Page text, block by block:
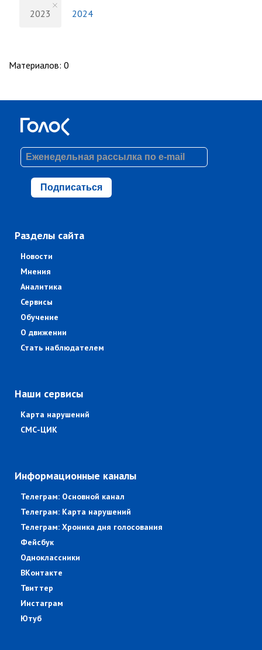
2023 2024
Материалов: 0
Подписаться
Разделы сайта
Новости
Мнения
Аналитика
Сервисы
Обучение
О движении
Стать наблюдателем
Наши сервисы
Карта нарушений
СМС-ЦИК
Информационные каналы
Телеграм: Основной канал
Телеграм: Карта нарушений
Телеграм: Хроника дня голосования
Фейсбук
Одноклассники
ВКонтакте
Твиттер
Инстаграм
Ютуб